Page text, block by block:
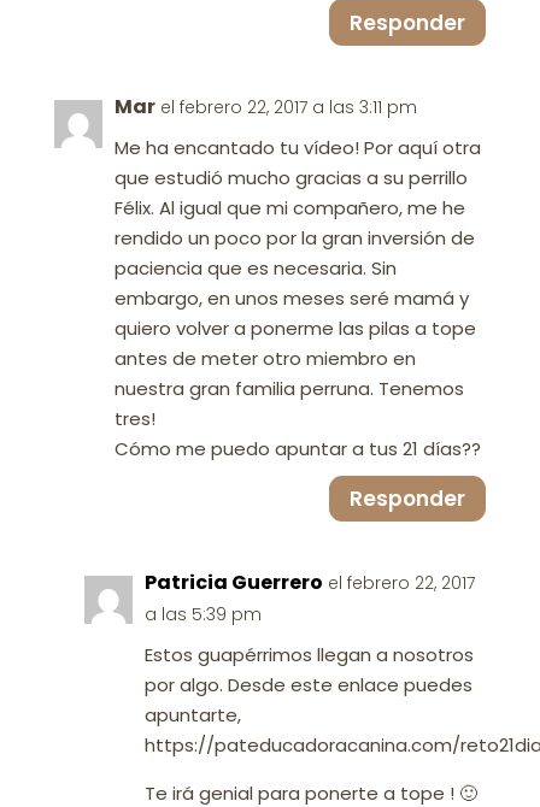
Responder
Mar el febrero 22, 2017 a las 3:11 pm
Me ha encantado tu vídeo! Por aquí otra
que estudió mucho gracias a su perrillo
Félix. Al igual que mi compañero, me he
rendido un poco por la gran inversión de
paciencia que es necesaria. Sin
embargo, en unos meses seré mamá y
quiero volver a ponerme las pilas a tope
antes de meter otro miembro en
nuestra gran familia perruna. Tenemos
tres!
Cómo me puedo apuntar a tus 21 días??
Responder
Patricia Guerrero el febrero 22, 2017
a las 5:39 pm
Estos guapérrimos llegan a nosotros
por algo. Desde este enlace puedes
apuntarte,
https://pateducadoracanina.com/
Te irá genial para ponerte a tope ! 🙂